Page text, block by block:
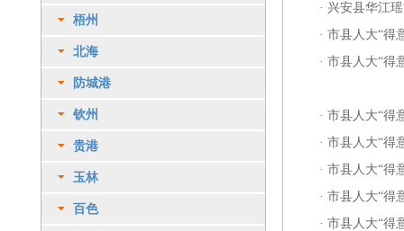
梧州
北海
防城港
钦州
贵港
玉林
百色
· 兴安县华江
· 市县人大“得
· 市县人大“得
· 市县人大“得
· 市县人大“得
· 市县人大“得
· 市县人大“得
· 市县人大“得